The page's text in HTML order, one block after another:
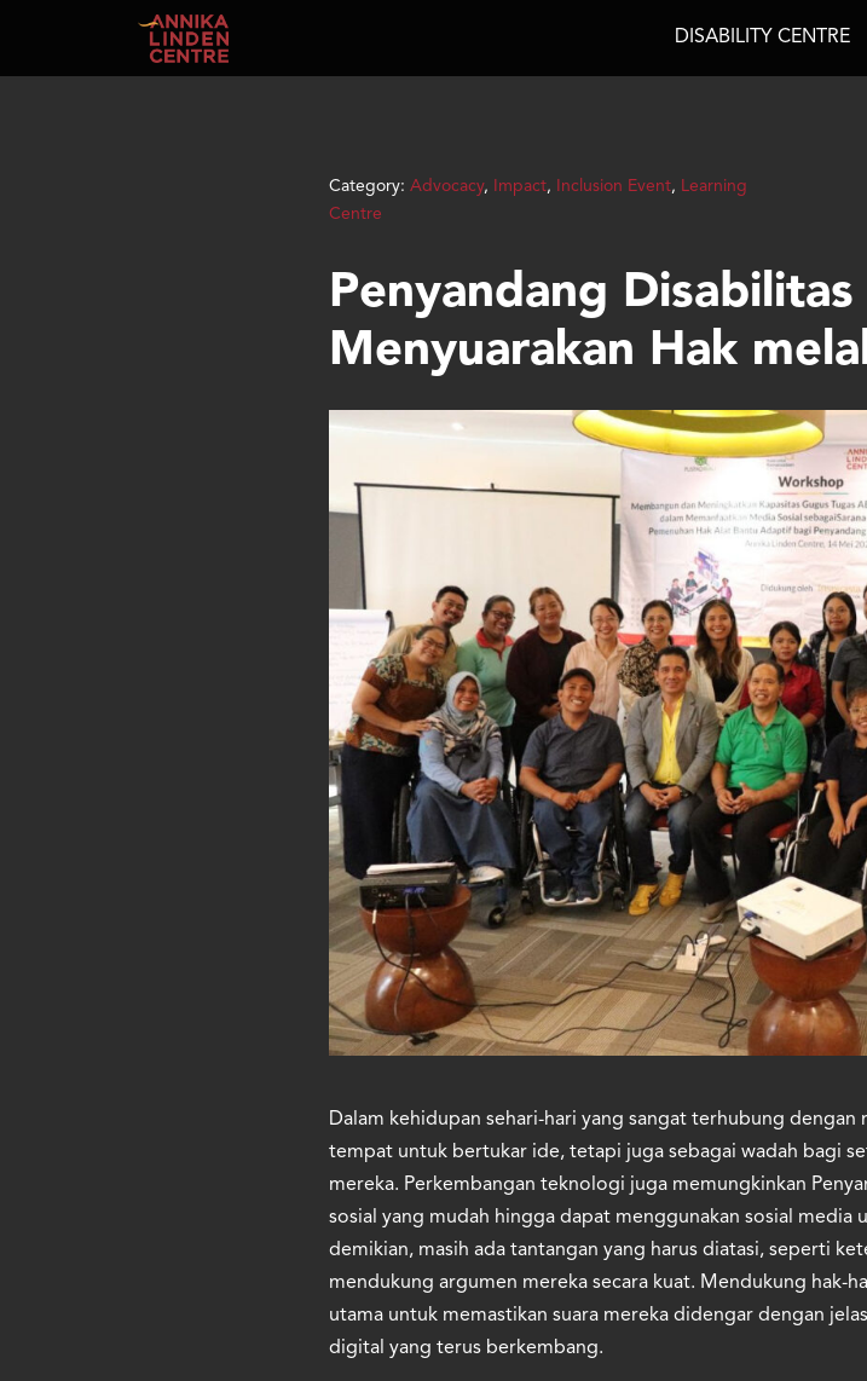
Skip to main content
DISABILITY CENTRE
Category: Advocacy, Impact, Inclusion Event, Learning
Centre
Penyandang
Menyuarakan Hak
Dalam kehidupan sehari-hari yang sangat terhubung
tempat untuk bertukar ide, tetapi juga sebagai wadah bagi
mereka. Perkembangan teknologi juga memungkinkan
sosial yang mudah hingga dapat menggunakan sosial media
demikian, masih ada tantangan yang harus diatasi, seperti
mendukung argumen mereka secara kuat. Mendukung hak-
utama untuk memastikan suara mereka didengar dengan
digital yang terus berkembang.